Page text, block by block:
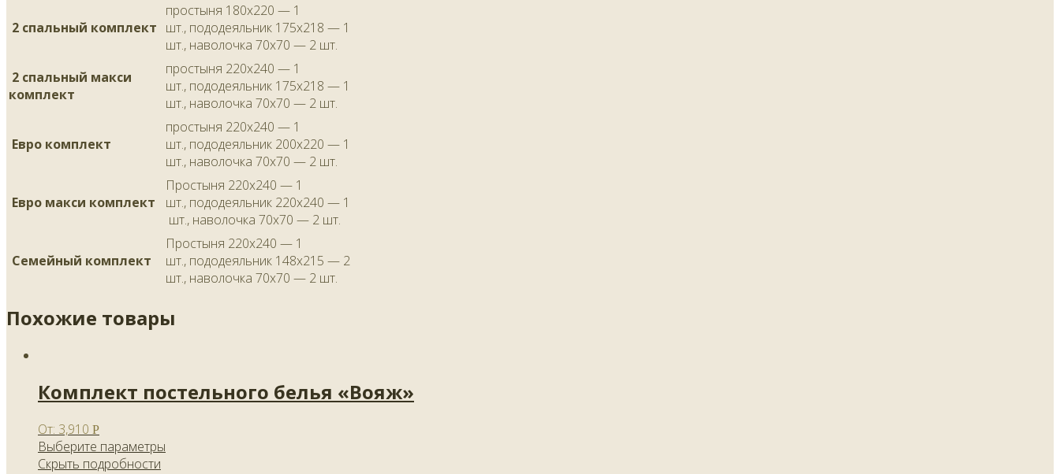
2 спальный комплект
простыня 180х220 — 1
шт., пододеяльник 175х218 — 1
шт., наволочка 70х70 — 2 шт.
2 спальный макси
комплект
простыня 220х240 — 1
шт., пододеяльник 175х218 — 1
шт., наволочка 70х70 — 2 шт.
Евро комплект
простыня 220х240 — 1
шт., пододеяльник 200х220 — 1
шт., наволочка 70х70 — 2 шт.
Евро макси комплект
Простыня 220х240 — 1
шт., пододеяльник 220х240 — 1
шт., наволочка 70х70 — 2 шт.
Семейный комплект
Простыня 220х240 — 1
шт., пододеяльник 148х215 — 2
шт., наволочка 70х70 — 2 шт.
Похожие товары
Комплект постельного белья «Вояж»
От: 3,910 Р
Выберите параметры
Скрыть подробности